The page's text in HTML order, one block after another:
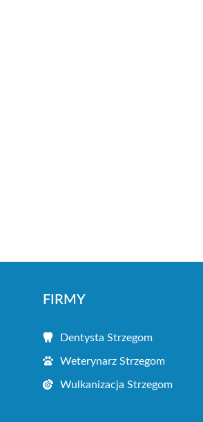
FIRMY
Dentysta Strzegom
Weterynarz Strzegom
Wulkanizacja Strzegom